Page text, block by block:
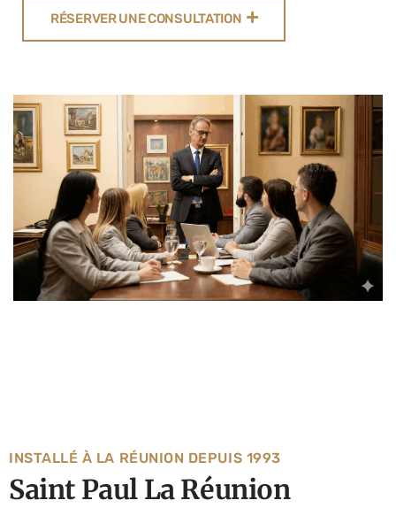
RÉSERVER UNE CONSULTATION
INSTALLÉ À LA RÉUNION DEPUIS 1993
Saint Paul La Réunion